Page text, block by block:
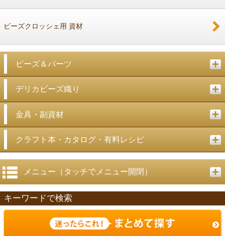
ビーズクロッシェ用 資材
ビーズ＆パーツ
デリカビーズ織り
金具・副資材
クラフト本・カタログ・有料レシピ
メニュー（タッチでメニュー開閉）
キーワードで検索